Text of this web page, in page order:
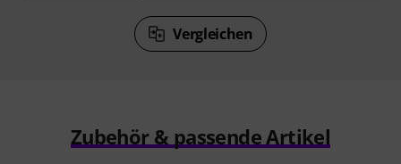
Vergleichen
Zubehör & passende Artikel